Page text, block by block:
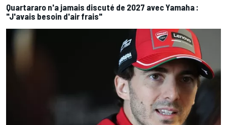
Quartararo n'a jamais discuté de 2027 avec Yamaha :
"J'avais besoin d'air frais"